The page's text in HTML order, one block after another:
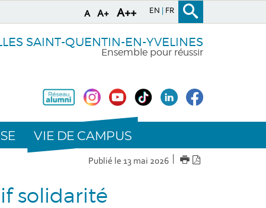
A A+ A++ EN FR
SAINT-QUENTIN-EN-YVELINES
Ensemble pour réussir
VIE DE CAMPUS
Publié le 13 mai 2026 IMPRIMER
solidarité